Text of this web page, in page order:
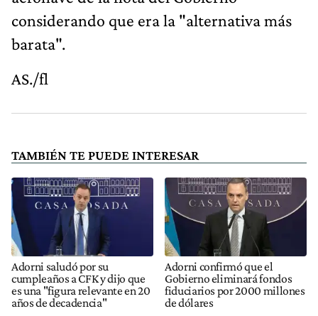
considerando que era la "alternativa más
barata".
AS./fl
TAMBIÉN TE PUEDE INTERESAR
Adorni saludó por su
cumpleaños a CFK y dijo que
es una "figura relevante en 20
años de decadencia"
Adorni confirmó que el
Gobierno eliminará fondos
fiduciarios por 2000 millones
de dólares